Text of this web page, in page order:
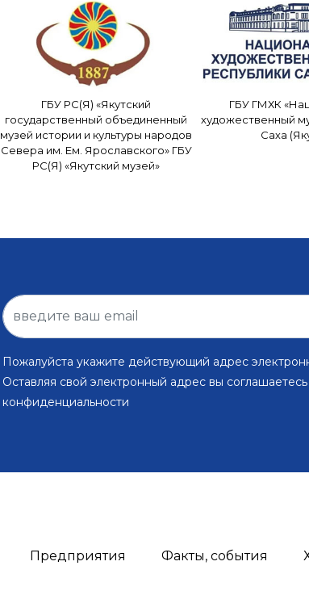
ГБУ РС(Я) «Якутский
государственный объединенный
музей истории и культуры народов
Севера им. Ем. Ярославского» ГБУ
РС(Я) «Якутский музей»
ГБУ ГМХК
художественный
Саха
Пожалуйста укажите действующий адрес
Оставляя свой электронный адрес вы
конфиденциальности
Предприятия Факты, события